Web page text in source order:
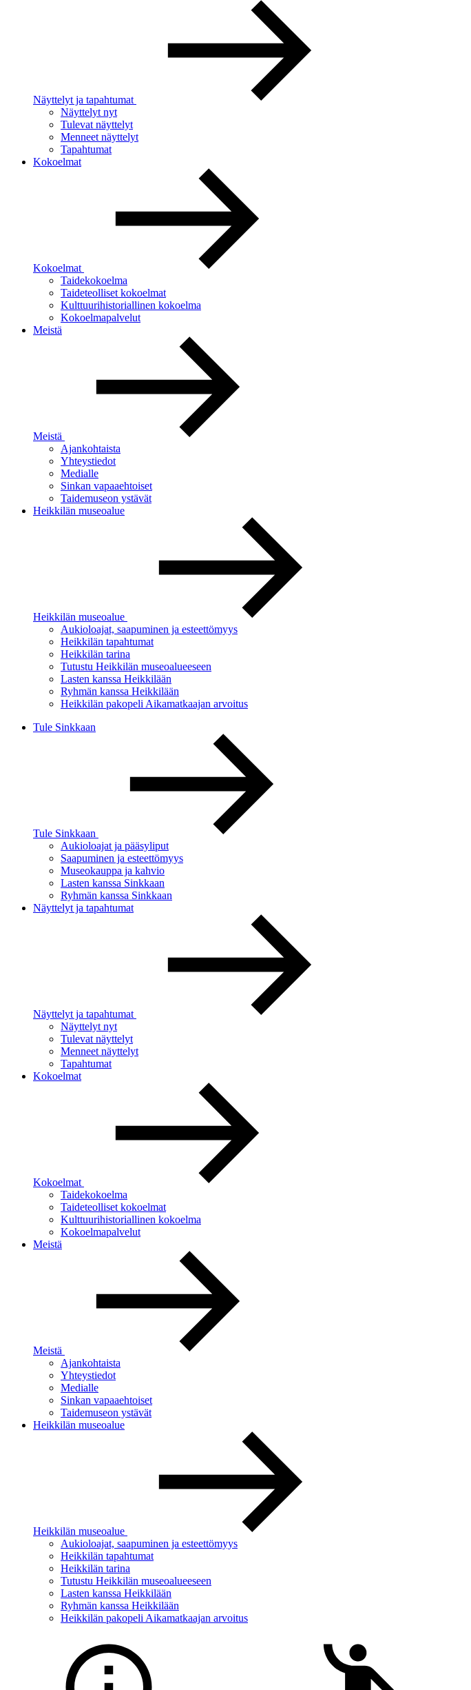
Näyttelyt ja tapahtumat
Näyttelyt nyt
Tulevat näyttelyt
Menneet näyttelyt
Tapahtumat
Kokoelmat
Kokoelmat
Taidekokoelma
Taideteolliset kokoelmat
Kulttuurihistoriallinen kokoelma
Kokoelmapalvelut
Meistä
Meistä
Ajankohtaista
Yhteystiedot
Medialle
Sinkan vapaaehtoiset
Taidemuseon ystävät
Heikkilän museoalue
Heikkilän museoalue
Aukioloajat, saapuminen ja esteettömyys
Heikkilän tapahtumat
Heikkilän tarina
Tutustu Heikkilän museoalueeseen
Lasten kanssa Heikkilään
Ryhmän kanssa Heikkilään
Heikkilän pakopeli Aikamatkaajan arvoitus
Tule Sinkkaan
Tule Sinkkaan
Aukioloajat ja pääsyliput
Saapuminen ja esteettömyys
Museokauppa ja kahvio
Lasten kanssa Sinkkaan
Ryhmän kanssa Sinkkaan
Näyttelyt ja tapahtumat
Näyttelyt ja tapahtumat
Näyttelyt nyt
Tulevat näyttelyt
Menneet näyttelyt
Tapahtumat
Kokoelmat
Kokoelmat
Taidekokoelma
Taideteolliset kokoelmat
Kulttuurihistoriallinen kokoelma
Kokoelmapalvelut
Meistä
Meistä
Ajankohtaista
Yhteystiedot
Medialle
Sinkan vapaaehtoiset
Taidemuseon ystävät
Heikkilän museoalue
Heikkilän museoalue
Aukioloajat, saapuminen ja esteettömyys
Heikkilän tapahtumat
Heikkilän tarina
Tutustu Heikkilän museoalueeseen
Lasten kanssa Heikkilään
Ryhmän kanssa Heikkilään
Heikkilän pakopeli Aikamatkaajan arvoitus